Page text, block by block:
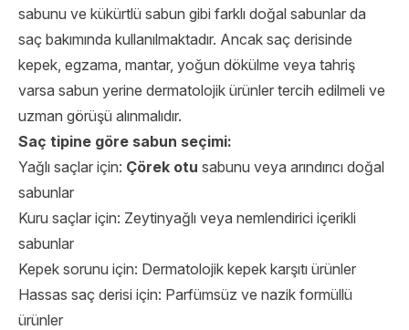
sabunu ve kükürtlü sabun gibi farklı doğal sabunlar da
saç bakımında kullanılmaktadır. Ancak saç derisinde
kepek, egzama, mantar, yoğun dökülme veya tahriş
varsa sabun yerine dermatolojik ürünler tercih edilmeli ve
uzman görüşü alınmalıdır.
Saç tipine göre sabun seçimi:
Yağlı saçlar için: Çörek otu sabunu veya arındırıcı doğal
sabunlar
Kuru saçlar için: Zeytinyağlı veya nemlendirici içerikli
sabunlar
Kepek sorunu için: Dermatolojik kepek karşıtı ürünler
Hassas saç derisi için: Parfümsüz ve nazik formüllü
ürünler